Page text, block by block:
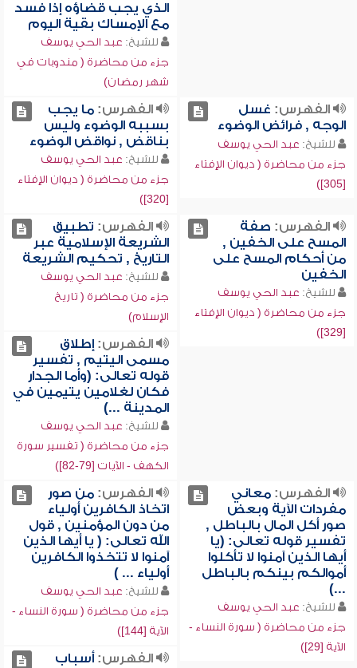
الذي يجب قضاؤه إذا فسد
مع الإمساك بقية اليوم
للشيخ: عبد الحي يوسف
جزء من محاضرة ( مندوبات في
شهر رمضان)
الفهرس: غسل
الوجه , فرائض الوضوء
للشيخ: عبد الحي يوسف
جزء من محاضرة ( ديوان الإفتاء
[305])
الفهرس:ما يجب
بسببه الوضوء وليس
بناقض , نواقض الوضوء
للشيخ: عبد الحي يوسف
جزء من محاضرة ( ديوان الإفتاء
[320])
الفهرس: صفة
المسح على الخفين ,
من أحكام المسح على
الخفين
للشيخ: عبد الحي يوسف
جزء من محاضرة ( ديوان الإفتاء
[329])
الفهرس: تطبيق
الشريعة الإسلامية عبر
التاريخ , تحكيم الشريعة
للشيخ: عبد الحي يوسف
جزء من محاضرة ( تاريخ
الإسلام)
الفهرس:إطلاق
مسمى اليتيم , تفسير
قوله تعالى: (وأما الجدار
فكان لغلامين يتيمين في
المدينة ...)
للشيخ: عبد الحي يوسف
جزء من محاضرة ( تفسير سورة
الكهف - الآيات [79-82])
الفهرس:معاني
مفردات الآية وبعض
صور أكل المال بالباطل ,
تفسير قوله تعالى: (يا
أيها الذين آمنوا لا تأكلوا
أموالكم بينكم بالباطل
...)
للشيخ: عبد الحي يوسف
جزء من محاضرة ( سورة النساء -
الآية [29])
الفهرس:من صور
اتخاذ الكافرين أولياء
من دون المؤمنين , قول
الله تعالى: ( يا أيها الذين
آمنوا لا تتخذوا الكافرين
أولياء ... )
للشيخ: عبد الحي يوسف
جزء من محاضرة ( سورة النساء -
الآية [144])
الفهرس:أسباب